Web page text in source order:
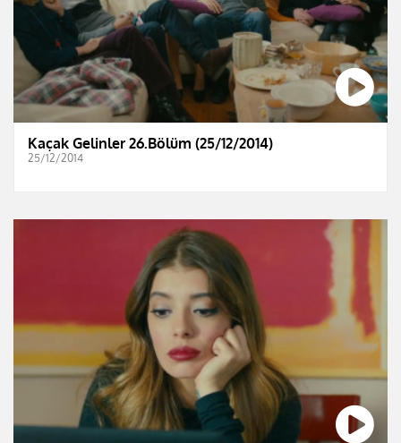
Kaçak Gelinler 26.Bölüm (25/12/2014)
25/12/2014